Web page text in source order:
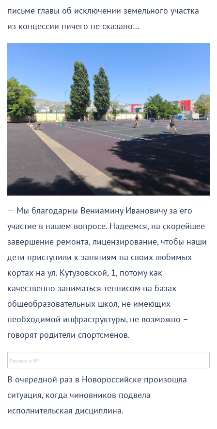
письме главы об исключении земельного участка
из концессии ничего не сказано…
— Мы благодарны Вениамину Ивановичу за его
участие в нашем вопросе. Надеемся, на скорейшее
завершение ремонта, лицензирование, чтобы наши
дети приступили к занятиям на своих любимых
кортах на ул. Кутузовской, 1, потому как
качественно заниматься теннисом на базах
общеобразовательных школ, не имеющих
необходимой инфраструктуры, не возможно –
говорят родители спортсменов.
В очередной раз в Новороссийске произошла
ситуация, когда чиновников подвела
исполнительская дисциплина.